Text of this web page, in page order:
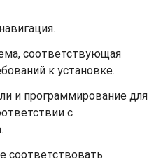
соответствующая
к установке.
и программирование для
с
соответствовать